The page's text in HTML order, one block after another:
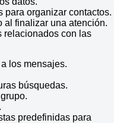
para organizar contactos.
al finalizar una atención.
relacionados con las
los mensajes.
búsquedas.
predefinidas para